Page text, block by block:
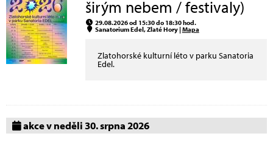
širým nebem / festivaly)
29.08.2026 od 15:30 do 18:30 hod.
Sanatorium Edel, Zlaté Hory |Mapa
Zlatohorské kulturní léto v parku Sanatoria
Edel.
akce v neděli 30. srpna 2026